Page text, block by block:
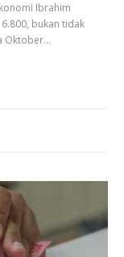
Ibrahim
bukan tidak
Oktober…